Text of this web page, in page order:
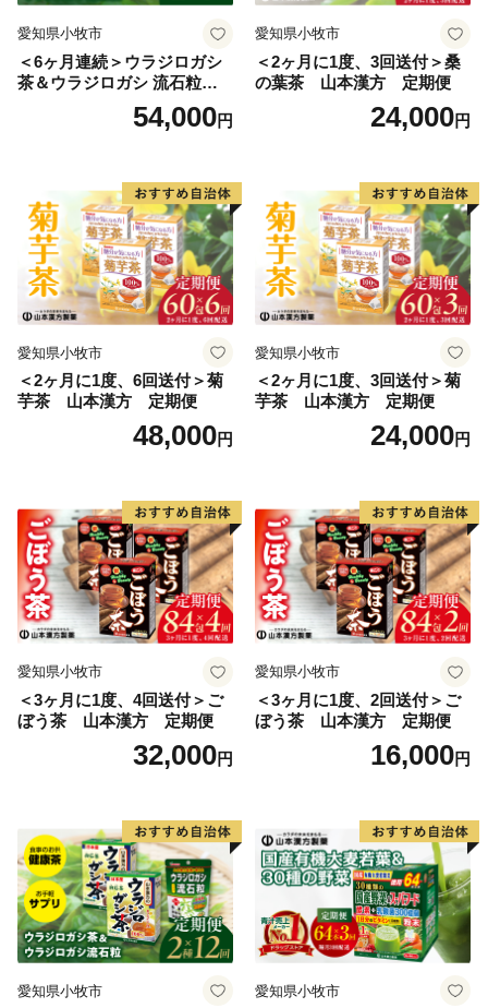
愛知県小牧市
＜6ヶ月連続＞ウラジロガシ
茶＆ウラジロガシ 流石粒
山本漢方 定期便54,000円
愛知県小牧市
＜2ヶ月に1度、3回送付＞桑
の葉茶 山本漢方 定期便
24,000円
愛知県小牧市
＜2ヶ月に1度、6回送付＞菊
芋茶 山本漢方 定期便
48,000円
愛知県小牧市
＜2ヶ月に1度、3回送付＞菊
芋茶 山本漢方 定期便
24,000円
愛知県小牧市
＜3ヶ月に1度、4回送付＞ご
ぼう茶 山本漢方 定期便
32,000円
愛知県小牧市
＜3ヶ月に1度、2回送付＞ご
ぼう茶 山本漢方 定期便
16,000円
愛知県小牧市 愛知県小牧市